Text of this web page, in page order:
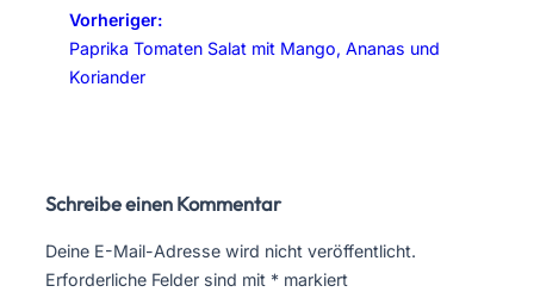
Vorheriger:
Paprika Tomaten Salat mit Mango, Ananas und
Koriander
Schreibe einen Kommentar
Deine E-Mail-Adresse wird nicht veröffentlicht.
Erforderliche Felder sind mit * markiert